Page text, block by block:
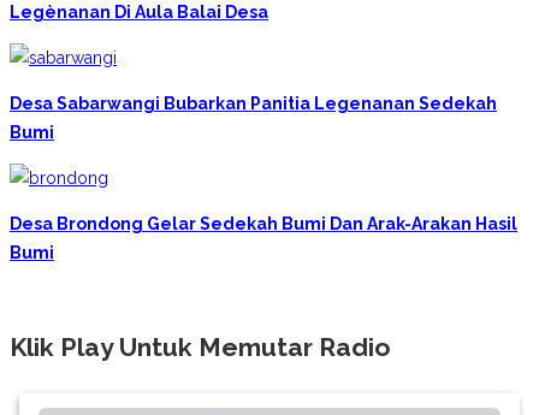
Legènanan Di Aula Balai Desa
Desa Sabarwangi Bubarkan Panitia Legenanan Sedekah
Bumi
Desa Brondong Gelar Sedekah Bumi Dan Arak-Arakan Hasil
Bumi
Klik Play Untuk Memutar Radio